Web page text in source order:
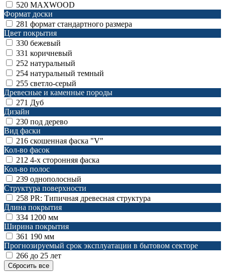
520 MAXWOOD
Формат доски
281 формат стандартного размера
Цвет покрытия
330 бежевый
331 коричневый
252 натуральный
254 натуральный темный
255 светло-серый
Древесные и каменные породы
271 Дуб
Дизайн
230 под дерево
Вид фаски
216 скошенная фаска "V"
Кол-во фасок
212 4-х сторонняя фаска
Кол-во полос
239 однополосный
Структура поверхности
258 PR: Типичная древесная структура
Длина покрытия
334 1200 мм
Ширина покрытия
361 190 мм
Прогнозируемый срок эксплуатации в бытовом секторе
266 до 25 лет